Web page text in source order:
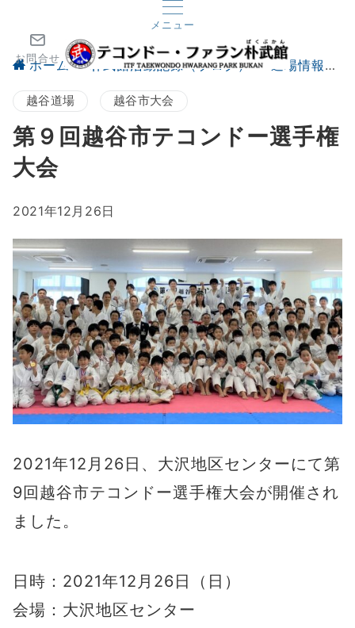
メニュー
お問合せ
ホーム 朴武館活動記録（ブログ） 道場情報
越谷道場 越谷市大会
第９回越谷市テコンドー選手権
大会
2021年12月26日
2021年12月26日、大沢地区センターにて第
9回越谷市テコンドー選手権大会が開催され
ました。
日時：2021年12月26日（日）
会場：大沢地区センター